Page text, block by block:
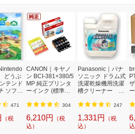
どうぶ
テンド
ソフ
471
（税
CANON｜キヤノ
ン BCI-381+380/5
MP 純正プリンタ
ーインク (標準容
3813805MP] 304
6,210円
（税
込）
Panasonic｜パナ
ソニック ドラム式
洗濯乾燥機用洗濯
槽クリーナー N-
機 洗浄 洗剤 750m
247
1,331円
（税
込）
T